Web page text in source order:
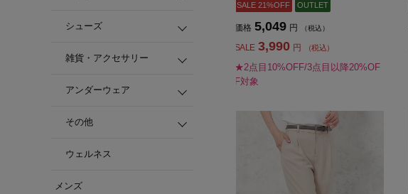
シューズ
雑貨・アクセサリー
アンダーウェア
その他
ウェルネス
メンズ
SALE 21%OFF OUTLET
価格 5,049 円 （税込）
SALE 3,990 円 （税込）
★2点目10%OFF/3点目以降20%OF
F対象